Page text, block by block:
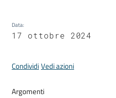
e
m
t
o
Data:
17 ottobre 2024
CondividiVedi azioni
Argomenti